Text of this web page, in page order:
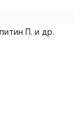
П. и др.